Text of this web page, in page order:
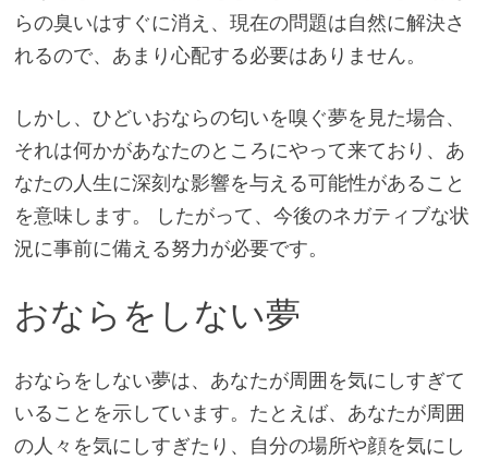
らの臭いはすぐに消え、現在の問題は自然に解決さ
れるので、あまり心配する必要はありません。
しかし、ひどいおならの匂いを嗅ぐ夢を見た場合、
それは何かがあなたのところにやって来ており、あ
なたの人生に深刻な影響を与える可能性があること
を意味します。 したがって、今後のネガティブな状
況に事前に備える努力が必要です。
おならをしない夢
おならをしない夢は、あなたが周囲を気にしすぎて
いることを示しています。たとえば、あなたが周囲
の人々を気にしすぎたり、自分の場所や顔を気にし